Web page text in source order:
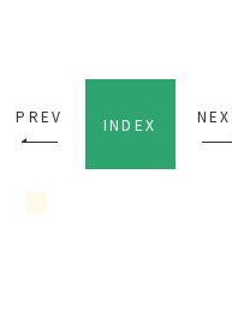
PREV INDEX